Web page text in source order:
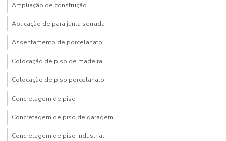
Ampliação de construção
Aplicação de para junta serrada
Assentamento de porcelanato
Colocação de piso de madeira
Colocação de piso porcelanato
Concretagem de piso
Concretagem de piso de garagem
Concretagem de piso industrial